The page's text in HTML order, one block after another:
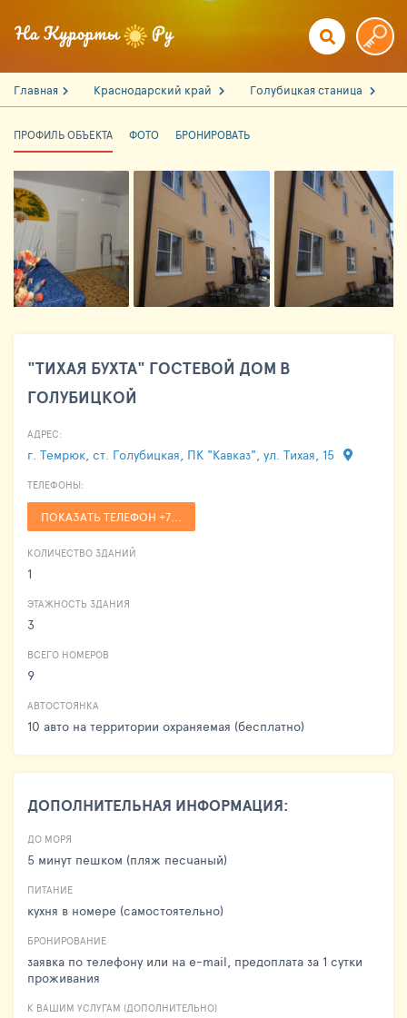
Главная Краснодарский край Голубицкая станица
ПРОФИЛЬ ОБЪЕКТА ФОТО БРОНИРОВАТЬ
"ТИХАЯ БУХТА" ГОСТЕВОЙ ДОМ В
ГОЛУБИЦКОЙ
АДРЕС:
г. Темрюк, ст. Голубицкая, ПК "Кавказ", ул. Тихая, 15
ТЕЛЕФОНЫ:
ПОКАЗАТЬ ТЕЛЕФОН +7...
КОЛИЧЕСТВО ЗДАНИЙ
1
ЭТАЖНОСТЬ ЗДАНИЯ
3
ВСЕГО НОМЕРОВ
9
АВТОСТОЯНКА
10 авто на территории охраняемая (бесплатно)
ДОПОЛНИТЕЛЬНАЯ ИНФОРМАЦИЯ:
ДО МОРЯ
5 минут пешком (пляж песчаный)
ПИТАНИЕ
кухня в номере (самостоятельно)
БРОНИРОВАНИЕ
заявка по телефону или на e-mail, предоплата за 1 сутки
проживания
К ВАШИМ УСЛУГАМ (ДОПОЛНИТЕЛЬНО)